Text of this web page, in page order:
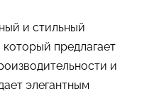
и стильный
предлагает
и
элегантным